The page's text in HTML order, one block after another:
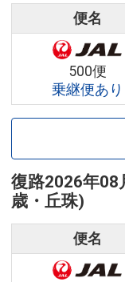
便名
500便
乗継便あり
復路2026年08
歳・丘珠)
便名